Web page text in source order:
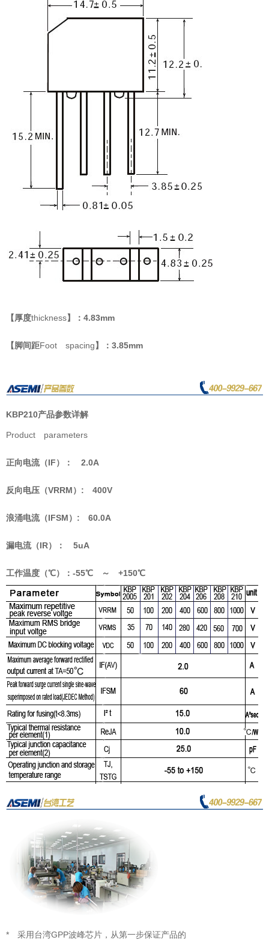
【厚度thickness】：4.83mm
【脚间距Foot spacing】：3.85mm
KBP210产品参数详解
Product parameters
正向电流（IF）： 2.0A
反向电压（VRRM）: 400V
浪涌电流（IFSM）: 60.0A
漏电流（IR）： 5uA
工作温度（℃）：-55℃ ～ +150℃
* 采用台湾GPP波峰芯片，从第一步保证产品的